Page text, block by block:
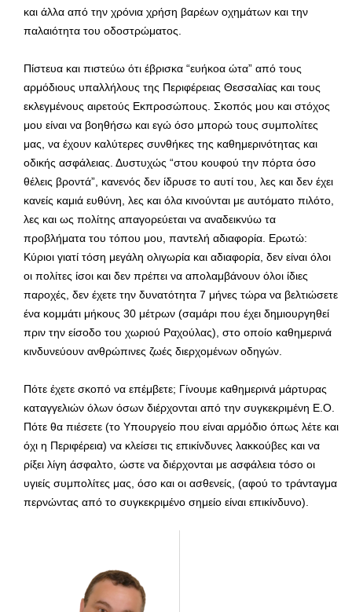
και άλλα από την χρόνια χρήση βαρέων οχημάτων και την
παλαιότητα του οδοστρώματος.
Πίστευα και πιστεύω ότι έβρισκα “ευήκοα ώτα” από τους
αρμόδιους υπαλλήλους της Περιφέρειας Θεσσαλίας και τους
εκλεγμένους αιρετούς Εκπροσώπους. Σκοπός μου και στόχος
μου είναι να βοηθήσω και εγώ όσο μπορώ τους συμπολίτες
μας, να έχουν καλύτερες συνθήκες της καθημερινότητας και
οδικής ασφάλειας. Δυστυχώς “στου κουφού την πόρτα όσο
θέλεις βροντά”, κανενός δεν ίδρυσε το αυτί του, λες και δεν έχει
κανείς καμιά ευθύνη, λες και όλα κινούνται με αυτόματο πιλότο,
λες και ως πολίτης απαγορεύεται να αναδεικνύω τα
προβλήματα του τόπου μου, παντελή αδιαφορία. Ερωτώ:
Κύριοι γιατί τόση μεγάλη ολιγωρία και αδιαφορία, δεν είναι όλοι
οι πολίτες ίσοι και δεν πρέπει να απολαμβάνουν όλοι ίδιες
παροχές, δεν έχετε την δυνατότητα 7 μήνες τώρα να βελτιώσετε
ένα κομμάτι μήκους 30 μέτρων (σαμάρι που έχει δημιουργηθεί
πριν την είσοδο του χωριού Ραχούλας), στο οποίο καθημερινά
κινδυνεύουν ανθρώπινες ζωές διερχομένων οδηγών.
Πότε έχετε σκοπό να επέμβετε; Γίνουμε καθημερινά μάρτυρας
καταγγελιών όλων όσων διέρχονται από την συγκεκριμένη Ε.Ο.
Πότε θα πιέσετε (το Υπουργείο που είναι αρμόδιο όπως λέτε και
όχι η Περιφέρεια) να κλείσει τις επικίνδυνες λακκούβες και να
ρίξει λίγη άσφαλτο, ώστε να διέρχονται με ασφάλεια τόσο οι
υγιείς συμπολίτες μας, όσο και οι ασθενείς, (αφού το τράνταγμα
περνώντας από το συγκεκριμένο σημείο είναι επικίνδυνο).